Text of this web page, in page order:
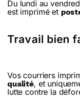
Du lundi au
est imprimé et
Travail bien
Vos courriers
qualité, et
lutte contre la